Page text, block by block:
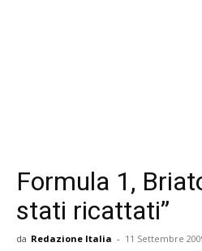
Formula 1,
stati ricattati”
da Redazione Italia - 11 Settembre